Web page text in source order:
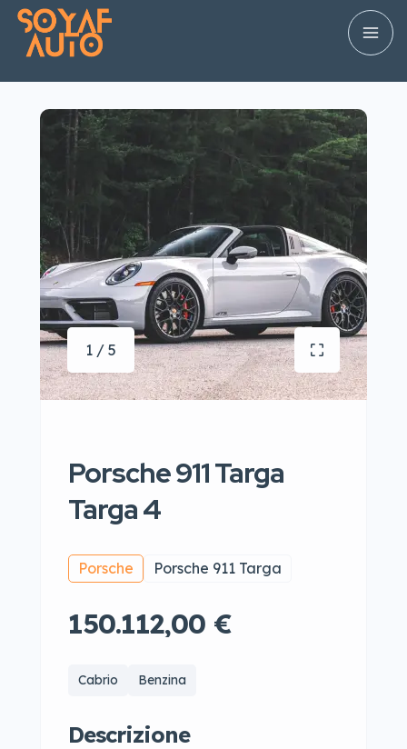
1 / 5
Porsche 911 Targa
Targa 4
Porsche Porsche 911 Targa
150.112,00 €
Cabrio Benzina
Descrizione